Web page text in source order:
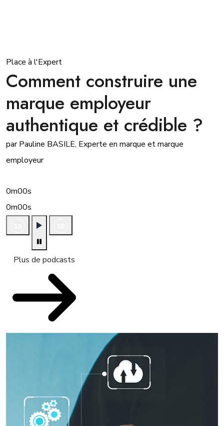
Place à l'Expert
Comment construire une
marque employeur
authentique et crédible ?
par Pauline BASILE, Experte en marque et marque
employeur
0m00s
0m00s
Plus de podcasts